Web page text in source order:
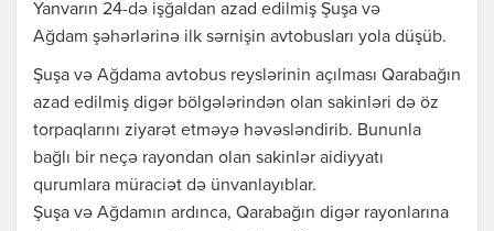
Yanvarın 24-də işğaldan azad edilmiş Şuşa və
Ağdam şəhərlərinə ilk sərnişin avtobusları yola düşüb.
Şuşa və Ağdama avtobus reyslərinin açılması Qarabağın
azad edilmiş digər bölgələrindən olan sakinləri də öz
torpaqlarını ziyarət etməyə həvəsləndirib. Bununla
bağlı bir neçə rayondan olan sakinlər aidiyyatı
qurumlara müraciət də ünvanlayıblar.
Şuşa və Ağdamın ardınca, Qarabağın digər rayonlarına